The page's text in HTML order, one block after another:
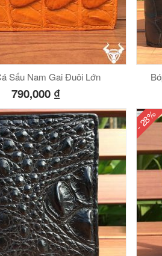
Sấu Nam Gai Đuôi Lớn
790,000 ₫
- 28%